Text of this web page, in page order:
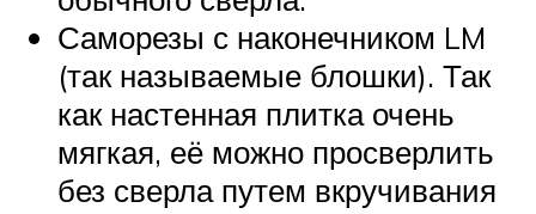
Саморезы с наконечником LM
(так называемые блошки). Так
как настенная плитка очень
мягкая, её можно просверлить
без сверла путем вкручивания